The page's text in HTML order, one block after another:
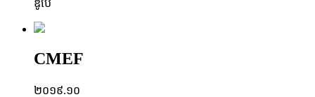
ឌូបៃ
CMEF
២០១៩.១០